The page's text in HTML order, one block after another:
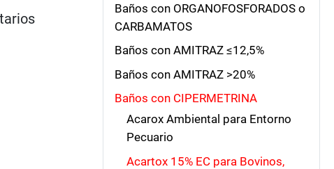
Baños con ORGANOFOSFORADOS o
CARBAMATOS
Baños con AMITRAZ ≤12,5%
Baños con AMITRAZ >20%
Baños con CIPERMETRINA
Acarox Ambiental para Entorno
Pecuario
Acartox 15% EC para Bovinos,